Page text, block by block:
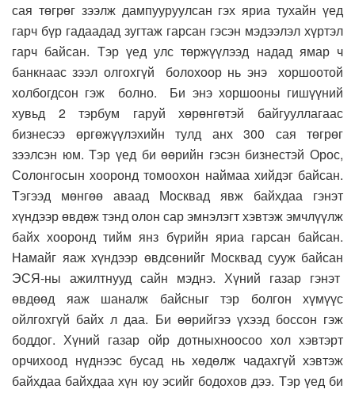
сая төгрөг зээлж дампууруулсан гэх яриа тухайн үед
гарч бүр гадаадад зугтаж гарсан гэсэн мэдээлэл хүртэл
гарч байсан. Тэр үед улс төржүүлээд надад ямар ч
банкнаас зээл олгохгүй болохоор нь энэ хоршоотой
холбогдсон гэж болно. Би энэ хоршооны гишүүний
хувьд 2 тэрбум гаруй хөрөнгөтэй байгууллагаас
бизнесээ өргөжүүлэхийн тулд анх 300 сая төгрөг
зээлсэн юм. Тэр үед би өөрийн гэсэн бизнестэй Орос,
Солонгосын хооронд томоохон наймаа хийдэг байсан.
Тэгээд мөнгөө аваад Москвад явж байхдаа гэнэт
хүндээр өвдөж тэнд олон сар эмнэлэгт хэвтэж эмчлүүлж
байх хооронд тийм янз бүрийн яриа гарсан байсан.
Намайг яаж хүндээр өвдсөнийг Москвад сууж байсан
ЭСЯ-ны ажилтнууд сайн мэднэ. Хүний газар гэнэт
өвдөөд яаж шаналж байсныг тэр болгон хүмүүс
ойлгохгүй байх л даа. Би өөрийгээ үхээд боссон гэж
боддог. Хүний газар ойр дотныхноосоо хол хэвтэрт
орчихоод нүднээс бусад нь хөдөлж чадахгүй хэвтэж
байхдаа байхдаа хүн юу эсийг бодохов дээ. Тэр үед би